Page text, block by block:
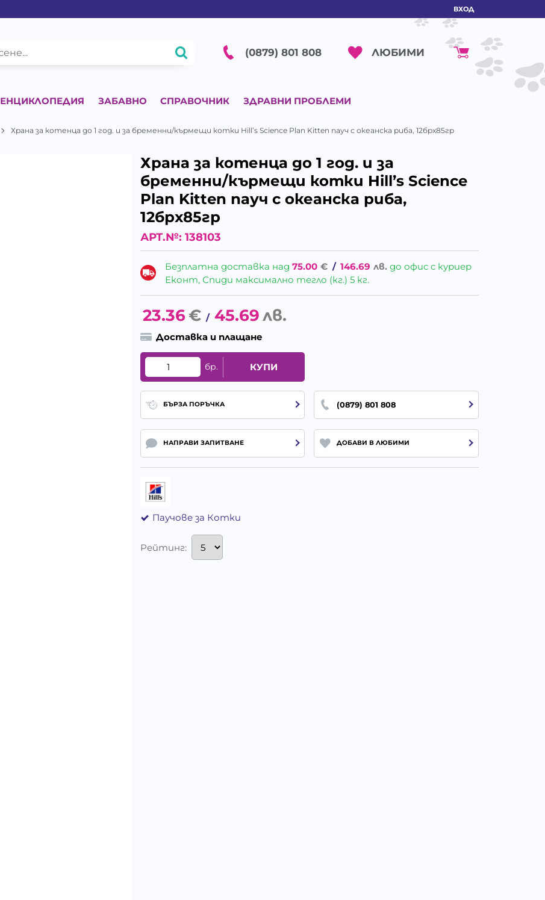
ВХОД
(0879) 801 808 ЛЮБИМИ
ЕНЦИКЛОПЕДИЯ ЗАБАВНО СПРАВОЧНИК ЗДРАВНИ ПРОБЛЕМИ
Храна за котенца до 1 год. и за бременни/кърмещи котки Hill’s Science Plan Kitten пауч с океанска риба, 12брх85гр
Храна за котенца до 1 год. и за
бременни/кърмещи котки Hill’s Science
Plan Kitten пауч с океанска риба,
12брх85гр
АРТ.№: 138103
Безплатна доставка над75.00 € / 146.69 лв. до офис с куриер
Еконт, Спиди максимално тегло (кг.) 5 кг.
23.36€ / 45.69лв.
Доставка и плащане
бр. КУПИ
БЪРЗА ПОРЪЧКА (0879) 801 808
НАПРАВИ ЗАПИТВАНЕ ДОБАВИ В ЛЮБИМИ
Паучове за Котки
Рейтинг: